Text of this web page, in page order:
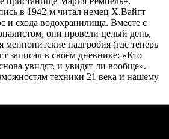
в 1942-м читал немец Х.Вайгт
и схода водохранилища. Вместе с
они провели целый день,
надгробия (где теперь
записал в своем дневнике: «Кто
увидят, и увидят ли вообще».
техники 21 века и нашему